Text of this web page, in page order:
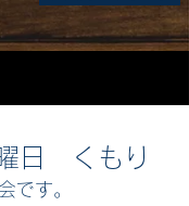
日 くもり
です。